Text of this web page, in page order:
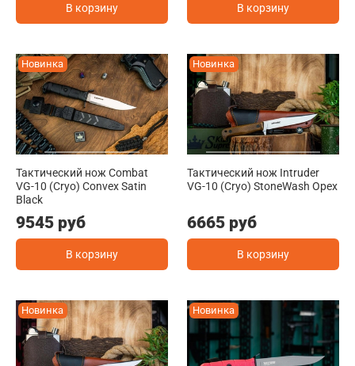
В корзину В корзину
Новинка
Тактический нож Combat
VG-10 (Cryo) Convex Satin
Black
9545 руб
В корзину
Новинка
Тактический нож Intruder
VG-10 (Cryo) StoneWash Орех
6665 руб
В корзину
Новинка Новинка